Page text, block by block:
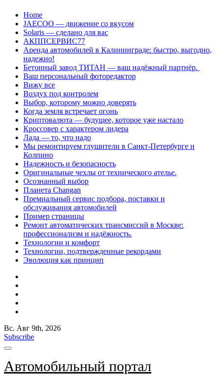
Перейти
содержанию
Home
JAECOO — движение со вкусом
Solaris — сделано для вас
АКППСЕРВИС77
Аренда автомобилей в Калининграде: быстро, выгодно,
надежно!
Бетонный завод ТИТАН — ваш надёжный партнёр.
Ваш персональный фоторедактор
Вижу все
Воздух под контролем
Выбор, которому можно доверять
Когда земля встречает огонь
Криптовалюта — будущее, которое уже настало
Кроссовер с характером лидера
Лада — то, что надо
Мы ремонтируем глушители в Санкт-Петербурге и
Колпино
Надежность и безопасность
Оригинальные чехлы от технического ателье.
Осознанный выбор
Планета Changan
Премиальный сервис подбора, поставки и
обслуживания автомобилей
Пример страницы
Ремонт автоматических трансмиссий в Москве:
профессионализм и надёжность.
Технологии и комфорт
Технологии, подтвержденные рекордами
Эволюция как принцип
Вс. Авг 9th, 2026
Subscribe
Автомобильный портал